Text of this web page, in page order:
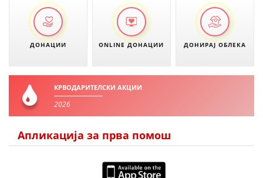
ДОНАЦИИ ONLINE ДОНАЦИИ ДОНИРАЈ ОБЛЕКА
КРВОДАРИТЕЛСКИ АКЦИИ
2026
Апликација за прва помош